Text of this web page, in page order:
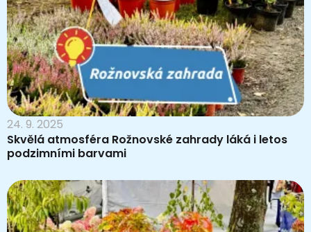
24. 9. 2025
Skvělá atmosféra Rožnovské zahrady láká i letos
podzimními barvami